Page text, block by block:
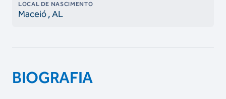
LOCAL DE NASCIMENTO
Maceió, AL
BIOGRAFIA